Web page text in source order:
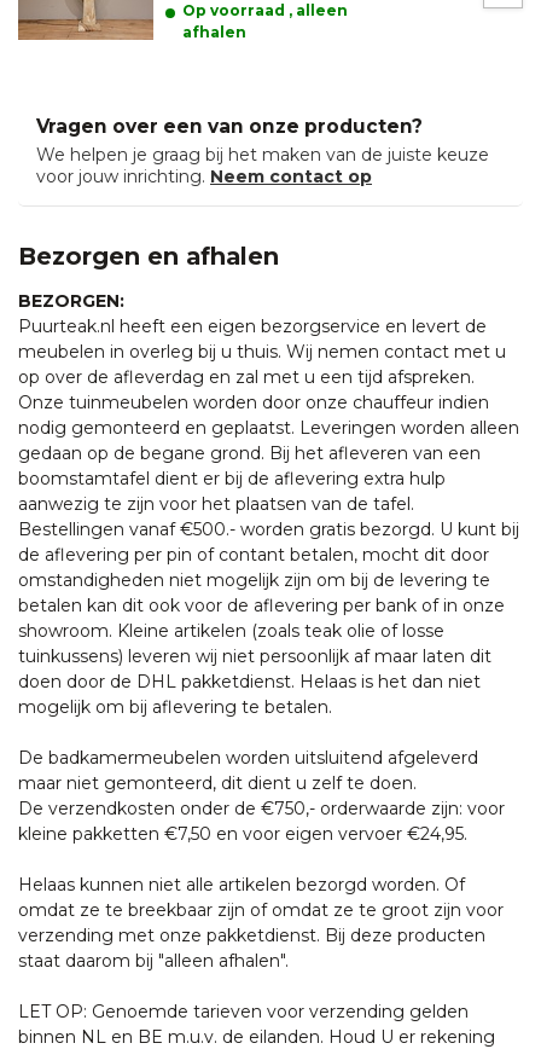
Op voorraad , alleen
afhalen
Vragen over een van onze producten?
We helpen je graag bij het maken van de juiste keuze
voor jouw inrichting. Neem contact op
Bezorgen en afhalen
BEZORGEN:
Puurteak.nl heeft een eigen bezorgservice en levert de
meubelen in overleg bij u thuis. Wij nemen contact met u
op over de afleverdag en zal met u een tijd afspreken.
Onze tuinmeubelen worden door onze chauffeur indien
nodig gemonteerd en geplaatst. Leveringen worden alleen
gedaan op de begane grond. Bij het afleveren van een
boomstamtafel dient er bij de aflevering extra hulp
aanwezig te zijn voor het plaatsen van de tafel.
Bestellingen vanaf €500.- worden gratis bezorgd. U kunt bij
de aflevering per pin of contant betalen, mocht dit door
omstandigheden niet mogelijk zijn om bij de levering te
betalen kan dit ook voor de aflevering per bank of in onze
showroom. Kleine artikelen (zoals teak olie of losse
tuinkussens) leveren wij niet persoonlijk af maar laten dit
doen door de DHL pakketdienst. Helaas is het dan niet
mogelijk om bij aflevering te betalen.
De badkamermeubelen worden uitsluitend afgeleverd
maar niet gemonteerd, dit dient u zelf te doen.
De verzendkosten onder de €750,- orderwaarde zijn: voor
kleine pakketten €7,50 en voor eigen vervoer €24,95.
Helaas kunnen niet alle artikelen bezorgd worden. Of
omdat ze te breekbaar zijn of omdat ze te groot zijn voor
verzending met onze pakketdienst. Bij deze producten
staat daarom bij "alleen afhalen".
LET OP: Genoemde tarieven voor verzending gelden
binnen NL en BE m.u.v. de eilanden. Houd U er rekening